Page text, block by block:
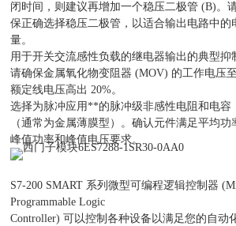
闭时间，则建议再增加一个稳压二极管 (B)。
保正确选择稳压二极管，以适合输出电路中的
量。
用于开关交流感性负载的继电器输出的典型抑
请确保金属氧化物变阻器 (MOV) 的工作电压
额定线电压高出 20%。
选择为脉冲应用**的脉冲级非感性电阻和电容
（通常为金属薄膜型）。确认元件满足平均功
峰值功率和峰值电压要求。
S7-200 SMART 系列微型可编程逻辑控制器
Programmable Logic
Controller) 可以控制各种设备以满足您的自动